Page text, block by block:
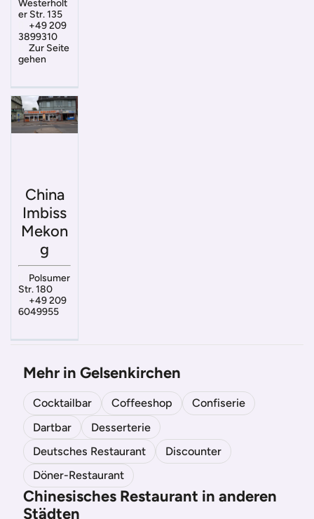
Westerholt
er Str. 135
+49 209
3899310
Zur Seite
gehen
China
Imbiss
Mekon
g
Polsumer
Str. 180
+49 209
6049955
Mehr in Gelsenkirchen
Cocktailbar Coffeeshop
Confiserie
Dartbar
Desserterie
Deutsches Restaurant
Discounter
Döner-Restaurant
Chinesisches Restaurant in anderen
Städten